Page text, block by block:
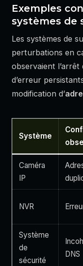
Exemples
systèmes de
Les systèmes de
perturbations en
observaient l’arrêt
d’erreur
modification d’
Système
Caméra
IP
NVR
Système
de
sécurité
DNS